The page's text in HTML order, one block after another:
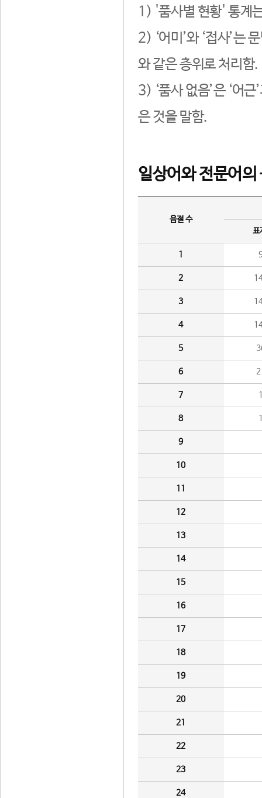
1) '품사별 현황' 통계
2) ‘어미’와 ‘접사’는
와 같은 층위로 처리함.
3) ‘품사 없음’은 ‘어
은 것을 말함.
일상어와 전문어의
음절 수
표
1
2
3
4
5
6
7
8
9
10
11
12
13
14
15
16
17
18
19
20
21
22
23
24